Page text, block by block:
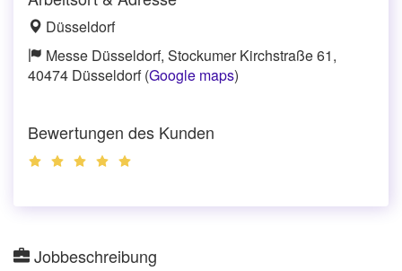
Düsseldorf
Messe Düsseldorf, Stockumer Kirchstraße 61,
40474 Düsseldorf (Google maps)
Bewertungen des Kunden
Jobbeschreibung